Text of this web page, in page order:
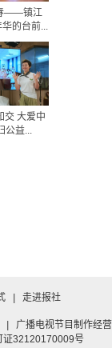
——镇江
华的台前...
交 大爱中
公益...
| 走进报社
|
广播电视节目制作经营
证32120170009号